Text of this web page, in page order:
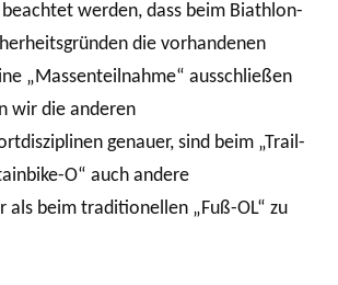
werden, dass beim Biathlon-
die vorhandenen
„Massenteilnahme“ ausschließen
wir die anderen
genauer, sind beim „Trail-
O“ auch andere
als beim traditionellen „Fuß-OL“ zu